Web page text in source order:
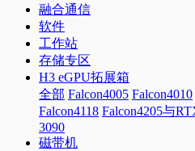
融合通信
软件
工作站
存储专区
H3 eGPU拓展箱
全部 Falcon4005 Falcon4010
Falcon4118 Falcon4205与
3090
磁带机